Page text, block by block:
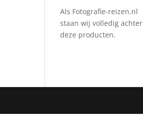
Als Fotografie-reizen.nl
staan wij volledig achter
deze producten.